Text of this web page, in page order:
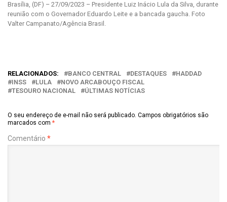
Brasília, (DF) – 27/09/2023 – Presidente Luiz Inácio Lula da Silva, durante
reunião com o Governador Eduardo Leite e a bancada gaucha. Foto
Valter Campanato/Agência Brasil.
RELACIONADOS: BANCO CENTRAL DESTAQUES
HADDAD
INSS
LULA
NOVO ARCABOUÇO FISCAL
TESOURO NACIONAL
ÚLTIMAS NOTÍCIAS
O seu endereço de e-mail não será publicado. Campos obrigatórios são
marcados com *
Comentário *